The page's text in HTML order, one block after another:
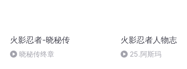
火影忍者-晓秘传
晓秘传终章
火影忍者人物志
25.阿斯玛